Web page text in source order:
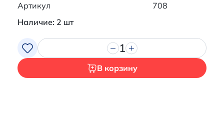
Артикул
708
Наличие: 2 шт
1
В корзину